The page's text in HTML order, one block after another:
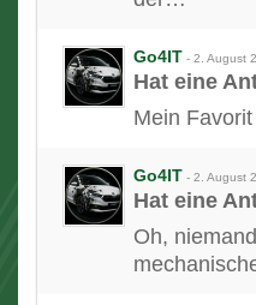
Go4IT - 2. August
Hat eine
Mein
Go4IT - 2. August
Hat eine
Oh,